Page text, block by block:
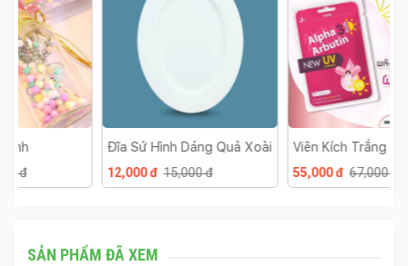
Đĩa Sứ Hình Dáng Quả Xoài
15,000 đ
Viên Kích Trắng Alpha
Arbutin 3 Plus Thái Lan
67,000 đ
SẢN PHẨM ĐÃ XEM